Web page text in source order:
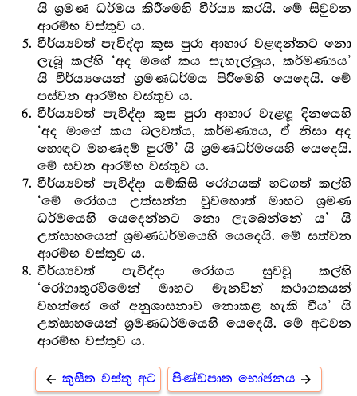
යි ශ්‍ර‍මණ ධර්මය කිරීමෙහි වීර්ය්‍ය කරයි. මේ සිවුවන
ආරම්භ වස්තුව ය.
වීර්ය්‍යවත් පැවිද්දා කුස පුරා ආහාර වළඳන්නට නො
ලැබූ කල්හි ‘අද මගේ කය සැහැල්ලුය, කර්මණ්‍යය’
යි වීර්ය්‍යයෙන් ශ්‍ර‍මණධර්මය පිරීමෙහි යෙදෙයි. මේ
පස්වන ආරම්භ වස්තුව ය.
වීර්ය්‍යවත් පැවිද්දා කුස පුරා ආහාර වැළඳූ දිනයෙහි
‘අද මාගේ කය බලවත්ය, කර්මණ්‍යය, ඒ නිසා අද
හොඳට මහණදම් පුරමි’ යි ශ්‍ර‍මණධර්මයෙහි යෙදෙයි.
මේ සවන ආරම්භ වස්තුව ය.
වීර්ය්‍යවත් පැවිද්දා යම්කිසි රෝගයක් හටගත් කල්හි
‘මේ රෝගය උත්සන්න වුවහොත් මාහට ශ්‍ර‍මණ
ධර්මයෙහි යෙදෙන්නට නො ලැබෙන්නේ ය’ යි
උත්සාහයෙන් ශ්‍ර‍මණධර්මයෙහි යෙදෙයි. මේ සත්වන
ආරම්භ වස්තුව ය.
වීර්ය්‍යවත් පැවිද්දා රෝගය සුවවූ කල්හි
‘රෝගාතුරවීමෙන් මාහට මැනවින් තථාගතයන්
වහන්සේ ගේ අනුශාසනාව නොකළ හැකි වීය’ යි
උත්සාහයෙන් ශ්‍ර‍මණධර්මයෙහි යෙදෙයි. මේ අටවන
ආරම්භ වස්තුව ය.
arrow_back කුසීත වස්තු අට පිණ්ඩපාත භෝජනය arrow_forward